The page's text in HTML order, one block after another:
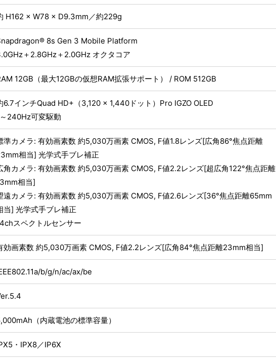
H162 × W78 × D9.3mm／約229g
8s Gen 3 Mobile Platform
＋2.8GHz＋2.0GHz オクタコア
12GB（最大12GBの仮想RAM拡張サポート） / ROM 512GB
6.7インチQuad HD+（3,120 × 1,440ドット）Pro IGZO OLED
240Hz可変駆動
準カメラ: 有効画素数 約5,030万画素 CMOS, F値1.8レンズ[広角86°焦点距離
相当] 光学式手ブレ補正
角カメラ: 有効画素数 約5,030万画素 CMOS, F値2.2レンズ[超広角122°焦点距離
相当]
遠カメラ: 有効画素数 約5,030万画素 CMOS, F値2.6レンズ[36°焦点距離65mm
当] 光学式手ブレ補正
スペクトルセンサー
効画素数 約5,030万画素 CMOS, F値2.2レンズ[広角84°焦点距離23mm相当]
b/g/n/ac/ax/be
（内蔵電池の標準容量）
・IPX8／IP6X